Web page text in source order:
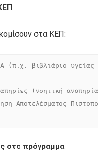
στα ΚΕΠ:
(π.χ. βιβλιάριο
(νοητική
Αποτελέσματος
στο πρόγραμμα